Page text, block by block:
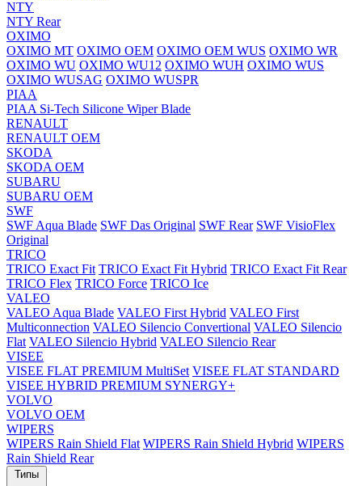
NTY
NTY Rear
OXIMO
OXIMO MT OXIMO OEM OXIMO OEM WUS OXIMO WR
OXIMO WU OXIMO WU12 OXIMO WUH OXIMO WUS
OXIMO WUSAG OXIMO WUSPR
PIAA
PIAA Si-Tech Silicone Wiper Blade
RENAULT
RENAULT OEM
SKODA
SKODA OEM
SUBARU
SUBARU OEM
SWF
SWF Aqua Blade SWF Das Original SWF Rear SWF VisioFlex
Original
TRICO
TRICO Exact Fit TRICO Exact Fit Hybrid TRICO Exact Fit Rear
TRICO Flex TRICO Force TRICO Ice
VALEO
VALEO Aqua Blade VALEO First Hybrid VALEO First
Multiconnection VALEO Silencio Convertional VALEO Silencio
Flat VALEO Silencio Hybrid VALEO Silencio Rear
VISEE
VISEE FLAT PREMIUM MultiSet VISEE FLAT STANDARD
VISEE HYBRID PREMIUM SYNERGY+
VOLVO
VOLVO OEM
WIPERS
WIPERS Rain Shield Flat WIPERS Rain Shield Hybrid WIPERS
Rain Shield Rear
Типы